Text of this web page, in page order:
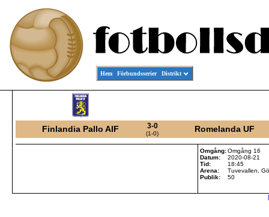
Hem Förbundsserier Distrikt
Finlandia Pallo AIF 3-0
(1-0) Romelanda UF
Omgång:Omgång 16
Datum:
2020-08-21
Tid:
18:45
Arena:
Tuvevallen,
Publik:
50